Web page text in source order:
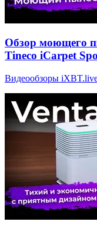
Обзор моющего
Tineco iCarpet
Видеообзоры